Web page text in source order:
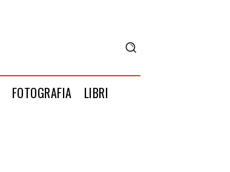
FOTOGRAFIA LIBRI